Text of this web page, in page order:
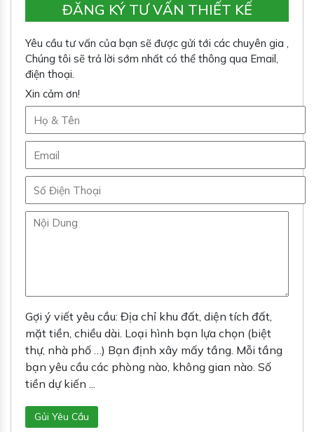
ĐĂNG KÝ TƯ VẤN THIẾT KẾ
Yêu cầu tư vấn của bạn sẽ được gửi tới các chuyên gia ,
Chúng tôi sẽ trả lời sớm nhất có thể thông qua Email,
điện thoại.
Xin cảm ơn!
Gợi ý viết yêu cầu: Địa chỉ khu đất, diện tích đất,
mặt tiền, chiều dài. Loại hình bạn lựa chọn (biệt
thự, nhà phố …) Bạn định xây mấy tầng. Mỗi tầng
bạn yêu cầu các phòng nào, không gian nào. Số
tiền dự kiến ...